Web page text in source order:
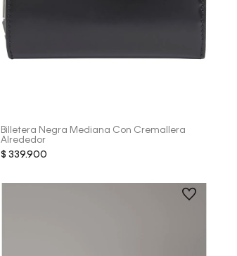
Billetera Negra Mediana Con Cremallera
Alrededor
$ 339.900